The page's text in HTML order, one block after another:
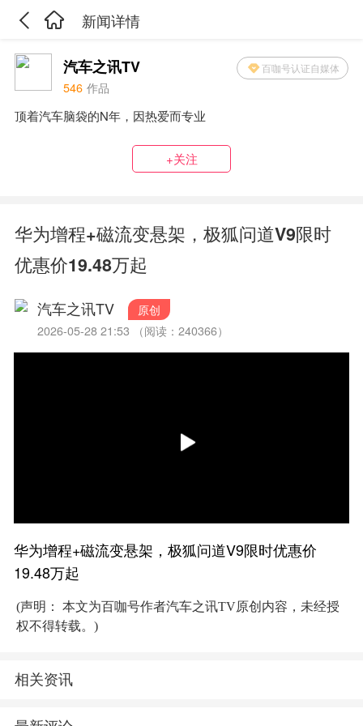
新闻详情
汽车之讯TV 百咖号认证自媒体
546 作品
顶着汽车脑袋的N年，因热爱而专业
+关注
华为增程+磁流变悬架，极狐问道V9限时
优惠价19.48万起
汽车之讯TV
原创
2026-05-28 21:53 （阅读：240366）
华为增程+磁流变悬架，极狐问道V9限时优惠价
19.48万起
(声明： 本文为百咖号作者汽车之讯TV原创内容，未经授
权不得转载。)
相关资讯